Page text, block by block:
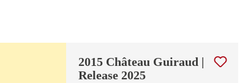
2015 Château Guiraud |
Release 2025